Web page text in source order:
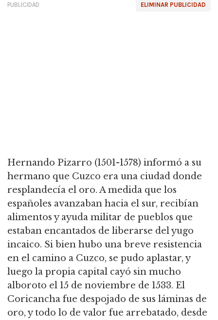
ELIMINAR PUBLICIDAD
PUBLICIDAD
Hernando Pizarro (1501-1578) informó a su
hermano que Cuzco era una ciudad donde
resplandecía el oro. A medida que los
españoles avanzaban hacia el sur, recibían
alimentos y ayuda militar de pueblos que
estaban encantados de liberarse del yugo
incaico. Si bien hubo una breve resistencia
en el camino a Cuzco, se pudo aplastar, y
luego la propia capital cayó sin mucho
alboroto el 15 de noviembre de 1533. El
Coricancha fue despojado de sus láminas de
oro, y todo lo de valor fue arrebatado, desde